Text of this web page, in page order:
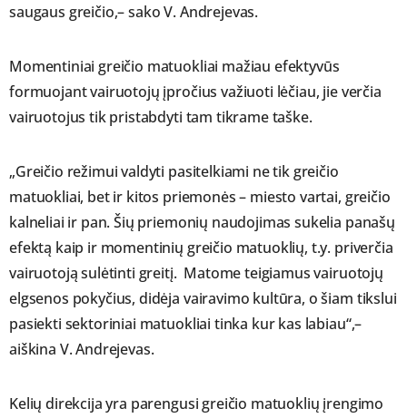
saugaus greičio,– sako V. Andrejevas.
Momentiniai greičio matuokliai mažiau efektyvūs
formuojant vairuotojų įpročius važiuoti lėčiau, jie verčia
vairuotojus tik pristabdyti tam tikrame taške.
„Greičio režimui valdyti pasitelkiami ne tik greičio
matuokliai, bet ir kitos priemonės – miesto vartai, greičio
kalneliai ir pan. Šių priemonių naudojimas sukelia panašų
efektą kaip ir momentinių greičio matuoklių, t.y. priverčia
vairuotoją sulėtinti greitį. Matome teigiamus vairuotojų
elgsenos pokyčius, didėja vairavimo kultūra, o šiam tikslui
pasiekti sektoriniai matuokliai tinka kur kas labiau“,–
aiškina V. Andrejevas.
Kelių direkcija yra parengusi greičio matuoklių įrengimo